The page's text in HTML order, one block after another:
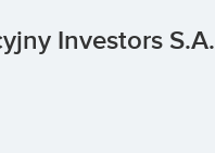
Investors S.A.